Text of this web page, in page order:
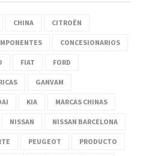
CHINA CITROËN
CONCESIONARIOS
FIAT FORD
GANVAM
KIA MARCAS CHINAS
NISSAN NISSAN BARCELONA
PEUGEOT PRODUCTO